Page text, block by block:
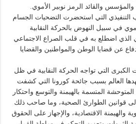
والمؤسس والقائد الرمز نوبير الأموي.
التنفيذي التي استحضرت التضحيات الجسام
في سبيل النهوض بالحركة النقابية
الذي اضطلع به في قلب الصراع الاجتماعي
عن قضايا الوطن والمواطنين والقضايا
الكبرى التي تواجه الحركة النقابية في ظل
العالم بسبب جائحة كورونا التي كشفت
المتوحشة المتسمة بالهيمنة والتوسع واحتكار
قوانين الطوارئ الصحية، وما صاحب ذلك
والهيمنة الاقتصادية، والإجهاز على الحقوق